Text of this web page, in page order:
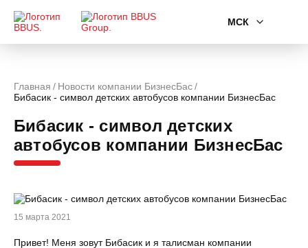
МСК
Главная
Новости компании БизнесБас
Бибасик - символ детских автобусов компании БизнесБас
Бибасик - символ детских
автобусов компании БизнесБас
15 марта 2021
Привет! Меня зовут Бибасик и я талисман компании